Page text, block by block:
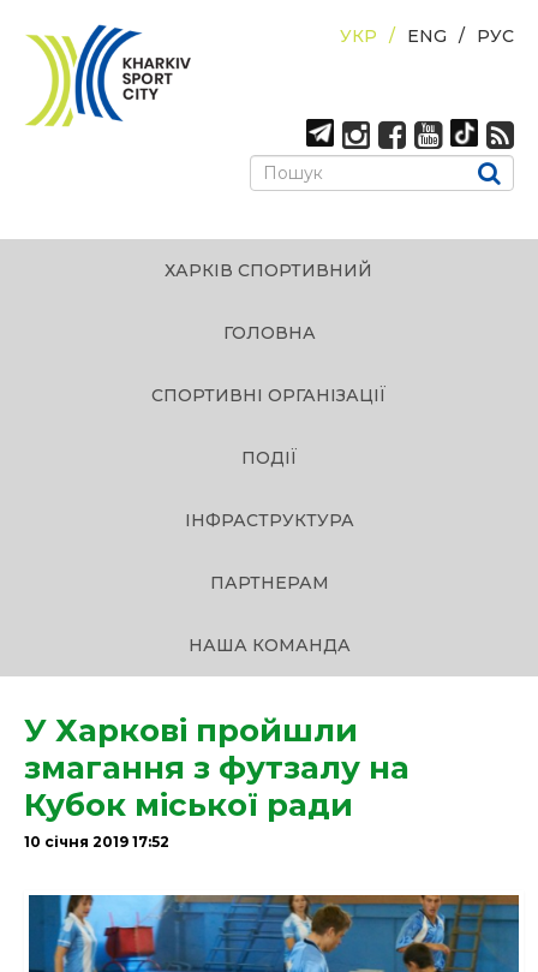
РУС
ENG
УКР
ХАРКІВ СПОРТИВНИЙ
ГОЛОВНА
СПОРТИВНІ ОРГАНІЗАЦІЇ
ПОДІЇ
ІНФРАСТРУКТУРА
ПАРТНЕРАМ
НАША КОМАНДА
У Харкові пройшли
змагання з футзалу на
Кубок міської ради
10 cічня 2019 17:52